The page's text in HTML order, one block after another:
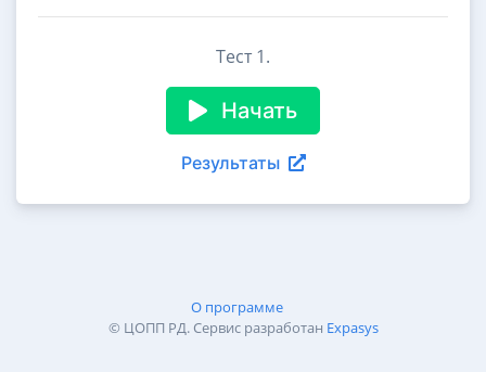
Тест 1.
Начать
Результаты
О программе
© ЦОПП РД. Сервис разработан Expasys